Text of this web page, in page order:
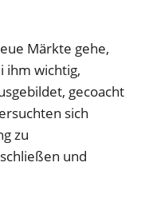
Märkte gehe,
ihm wichtig,
gecoacht
sich
zu
und